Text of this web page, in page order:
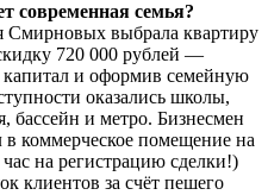
современная семья?
Смирновых выбрала квартиру
720 000 рублей —
капитал и оформив семейную
оказались школы,
бассейн и метро. Бизнесмен
коммерческое помещение на
на регистрацию сделки!)
клиентов за счёт пешего